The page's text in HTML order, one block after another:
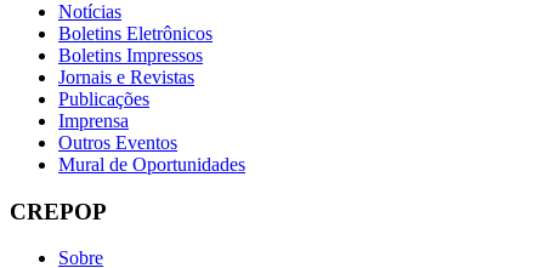
Notícias
Boletins Eletrônicos
Boletins Impressos
Jornais e Revistas
Publicações
Imprensa
Outros Eventos
Mural de Oportunidades
CREPOP
Sobre